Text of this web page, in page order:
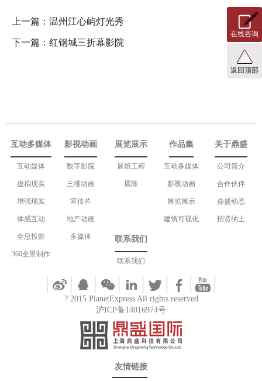
上一篇： 温州江心屿灯光秀
下一篇： 红钢城三折幕影院
互动多媒体
互动媒体
虚拟现实
增强现实
体感互动
全息投影
360全景制作
影视动画
数字影院
三维动画
宣传片
地产动画
多媒体
展览展示
展馆工程
展陈
作品集
互动多媒体
影视动画
展览展示
建筑可视化
关于鼎盛
公司简介
合作伙伴
鼎盛动态
招贤纳士
联系我们
联系我们
? 2015 PlanetExpress All rights reserved
沪ICP备14016974号
友情链接
在线咨询
返回顶部